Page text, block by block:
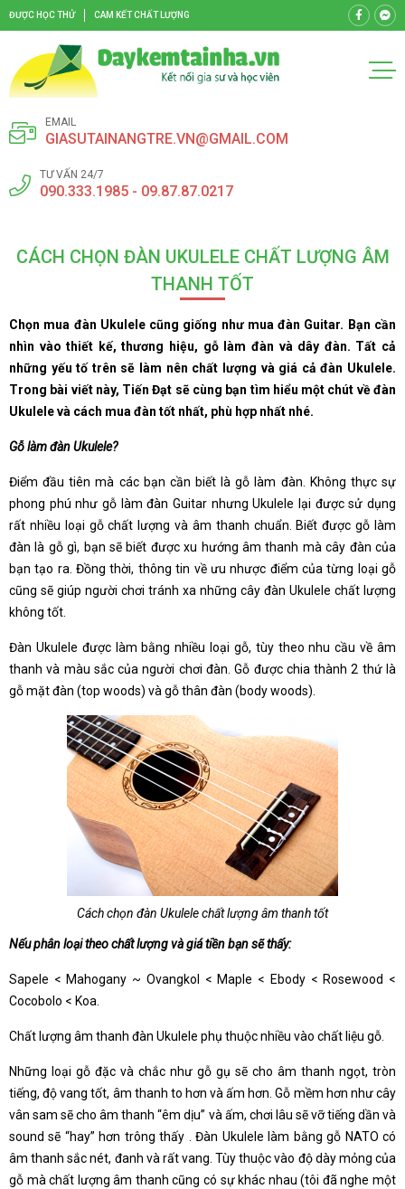
ĐƯỢC HỌC THỬ CAM KẾT CHẤT LƯỢNG
EMAIL
GIASUTAINANGTRE.VN@GMAIL.COM
TƯ VẤN 24/7
090.333.1985 - 09.87.87.0217
CÁCH CHỌN ĐÀN UKULELE CHẤT LƯỢNG ÂM
THANH TỐT
Chọn mua đàn Ukulele cũng giống như mua đàn Guitar. Bạn cần
nhìn vào thiết kế, thương hiệu, gỗ làm đàn và dây đàn. Tất cả
những yếu tố trên sẽ làm nên chất lượng và giá cả đàn Ukulele.
Trong bài viết này, Tiến Đạt sẽ cùng bạn tìm hiểu một chút về đàn
Ukulele và cách mua đàn tốt nhất, phù hợp nhất nhé.
Gỗ làm đàn Ukulele?
Điểm đầu tiên mà các bạn cần biết là gỗ làm đàn. Không thực sự
phong phú như gỗ làm đàn Guitar nhưng Ukulele lại được sử dụng
rất nhiều loại gỗ chất lượng và âm thanh chuẩn. Biết được gỗ làm
đàn là gỗ gì, bạn sẽ biết được xu hướng âm thanh mà cây đàn của
bạn tạo ra. Đồng thời, thông tin về ưu nhược điểm của từng loại gỗ
cũng sẽ giúp người chơi tránh xa những cây đàn Ukulele chất lượng
không tốt.
Đàn Ukulele được làm bằng nhiều loại gỗ, tùy theo nhu cầu về âm
thanh và màu sắc của người chơi đàn. Gỗ được chia thành 2 thứ là
gỗ mặt đàn (top woods) và gỗ thân đàn (body woods).
Cách chọn đàn Ukulele chất lượng âm thanh tốt
Nếu phân loại theo chất lượng và giá tiền bạn sẽ thấy:
Sapele < Mahogany ~ Ovangkol < Maple < Ebody < Rosewood <
Cocobolo < Koa.
Chất lượng âm thanh đàn Ukulele phụ thuộc nhiều vào chất liệu gỗ.
Những loại gỗ đặc và chắc như gỗ gụ sẽ cho âm thanh ngọt, tròn
tiếng, độ vang tốt, âm thanh to hơn và ấm hơn. Gỗ mềm hơn như cây
vân sam sẽ cho âm thanh “êm dịu” và ấm, chơi lâu sẽ vỡ tiếng dần và
sound sẽ “hay” hơn trông thấy . Đàn Ukulele làm bằng gỗ NATO có
âm thanh sắc nét, đanh và rất vang. Tùy thuộc vào độ dày mỏng của
gỗ mà chất lượng âm thanh cũng có sự khác nhau (tôi đã nghe một